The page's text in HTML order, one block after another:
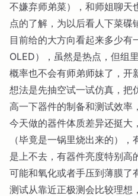
不嫌弃师弟菜），和师姐聊天
点的了解，为以后看人下菜
目前给的大方向看起来多少有
OLED），虽然是热点，但组
概率也不会有师弟师妹了，开
想法是先抽空试一试仿真，把
高一下器件的制备和测试效率
今天做的器件体质差异还挺大
（毕竟是一锅里烧出来的）
是上不去，有器件亮度特别高
可能和氧化或者手压到薄膜
测试从靠近正极测会比较理想